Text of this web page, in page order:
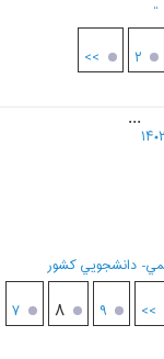
۲ >>
دانشجويي كشور
...
۷ ۸ ۹ >>